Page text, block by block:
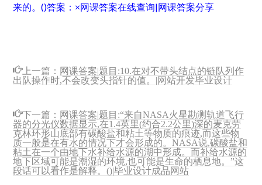
来的。()答案：×网课答案在线查询|网课答案分享
上一篇： 网课答案|题目:10.在对不带头结点的链队列作
出队操作时,不会改变头指针的值。|网站开发毕业设计
下一篇： 网课答案|题目:“来自NASA火星勘测轨道飞行
器的分光仪数据显示,在1.4英里(约合2.2公里)深的麦克劳
克林环形山底部有碳酸盐和粘土等物质的痕迹,而这些物
质一般是在有水的情况下才会形成的。NASA说,碳酸盐和
粘土在一个由地下水补给水源的湖中形成。而补给水源的
地下区域可能是潮湿的环境,也可能是生命的栖息地。”这
段话可以看作是解释。()|毕业设计成品网站